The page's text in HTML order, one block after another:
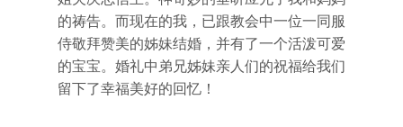
的祷告。而现在的我，已跟教会中一位一同服
侍敬拜赞美的姊妹结婚，并有了一个活泼可爱
的宝宝。婚礼中弟兄姊妹亲人们的祝福给我们
留下了幸福美好的回忆！